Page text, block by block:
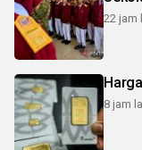
22 jam
8 jam